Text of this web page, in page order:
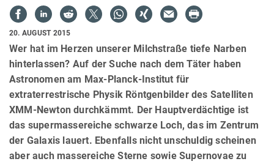
20. AUGUST 2015
Wer hat im Herzen unserer Milchstraße tiefe Narben
hinterlassen? Auf der Suche nach dem Täter haben
Astronomen am Max-Planck-Institut für
extraterrestrische Physik Röntgenbilder des Satelliten
XMM-Newton durchkämmt. Der Hauptverdächtige ist
das supermassereiche schwarze Loch, das im Zentrum
der Galaxis lauert. Ebenfalls nicht unschuldig scheinen
aber auch massereiche Sterne sowie Supernovae zu